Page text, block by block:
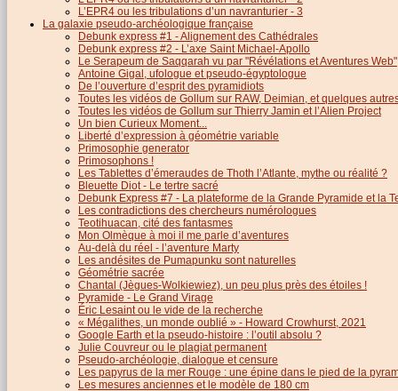
L’EPR4 ou les tribulations d’un navranturier - 3
La galaxie pseudo-archéologique française
Debunk express #1 - Alignement des Cathédrales
Debunk express #2 - L’axe Saint Michael-Apollo
Le Serapeum de Saqqarah vu par "Révélations et Aventures Web"
Antoine Gigal, ufologue et pseudo-égyptologue
De l’ouverture d’esprit des pyramidiots
Toutes les vidéos de Gollum sur RAW, Deimian, et quelques
Toutes les vidéos de Gollum sur Thierry Jamin et l’Alien Project
Un bien Curieux Moment...
Liberté d’expression à géométrie variable
Primosophie generator
Primosophons !
Les Tablettes d’émeraudes de Thoth l’Atlante, mythe ou réalité ?
Bleuette Diot - Le tertre sacré
Debunk Express #7 - La plateforme de la Grande Pyramide et la
Les contradictions des chercheurs numérologues
Teotihuacan, cité des fantasmes
Mon Olmèque à moi il me parle d’aventures
Au-delà du réel - l’aventure Marty
Les andésites de Pumapunku sont naturelles
Géométrie sacrée
Chantal (Jègues-Wolkiewiez), un peu plus près des étoiles !
Pyramide - Le Grand Virage
Éric Lesaint ou le vide de la recherche
« Mégalithes, un monde oublié » - Howard Crowhurst, 2021
Google Earth et la pseudo-histoire : l’outil absolu ?
Julie Couvreur ou le plagiat permanent
Pseudo-archéologie, dialogue et censure
Les papyrus de la mer Rouge : une épine dans le pied de la
Les mesures anciennes et le modèle de 180 cm